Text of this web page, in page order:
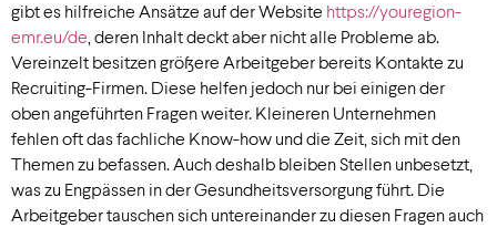
gibt es hilfreiche Ansätze auf der Website https://youregion-
emr.eu/de , deren Inhalt deckt aber nicht alle Probleme ab.
Vereinzelt besitzen größere Arbeitgeber bereits Kontakte zu
Recruiting-Firmen. Diese helfen jedoch nur bei einigen der
oben angeführten Fragen weiter. Kleineren Unternehmen
fehlen oft das fachliche Know-how und die Zeit, sich mit den
Themen zu befassen. Auch deshalb bleiben Stellen unbesetzt,
was zu Engpässen in der Gesundheitsversorgung führt. Die
Arbeitgeber tauschen sich untereinander zu diesen Fragen auch